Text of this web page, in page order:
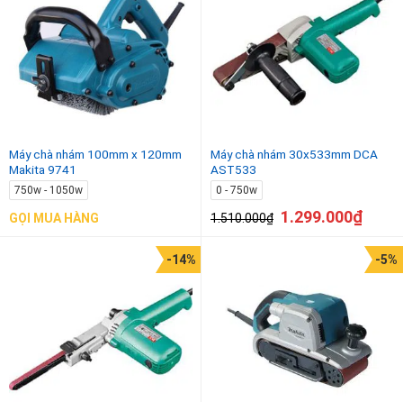
Máy chà nhám 100mm x 120mm
Makita 9741
750w - 1050w
GỌI MUA HÀNG
Máy chà nhám 30x533mm DCA
AST533
0 - 750w
1.510.000₫ 1.299.000₫
-14% -5%